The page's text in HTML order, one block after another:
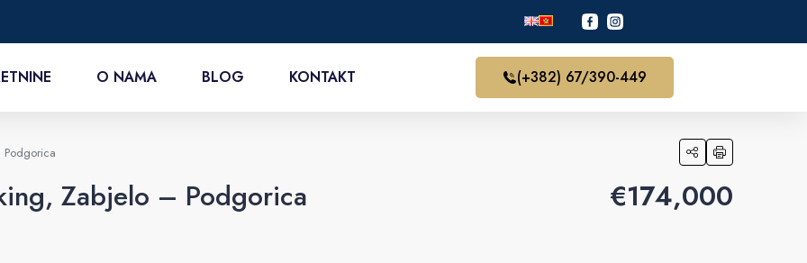
O NAMA BLOG KONTAKT (+382) 67/390-449
Zabjelo – Podgorica €‎174,000